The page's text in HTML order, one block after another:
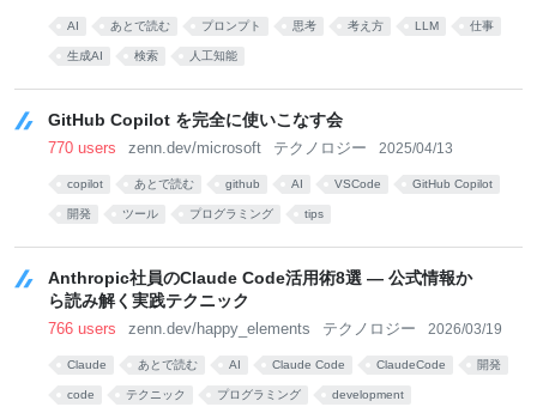
AI あとで読む プロンプト 思考 考え方 LLM 仕事
生成AI 検索 人工知能
GitHub Copilot を完全に使いこなす会
770 users zenn.dev/microsoft テクノロジー 2025/04/13
copilot あとで読む github AI VSCode GitHub Copilot
開発 ツール プログラミング tips
Anthropic社員のClaude Code活用術8選 — 公式情報か
ら読み解く実践テクニック
766 users zenn.dev/happy_elements テクノロジー 2026/03/19
Claude あとで読む AI Claude Code ClaudeCode 開発
code テクニック プログラミング development